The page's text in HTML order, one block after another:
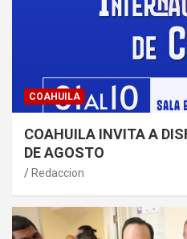
COAHUILA
COAHUILA INVITA A
DE AGOSTO
Redaccion